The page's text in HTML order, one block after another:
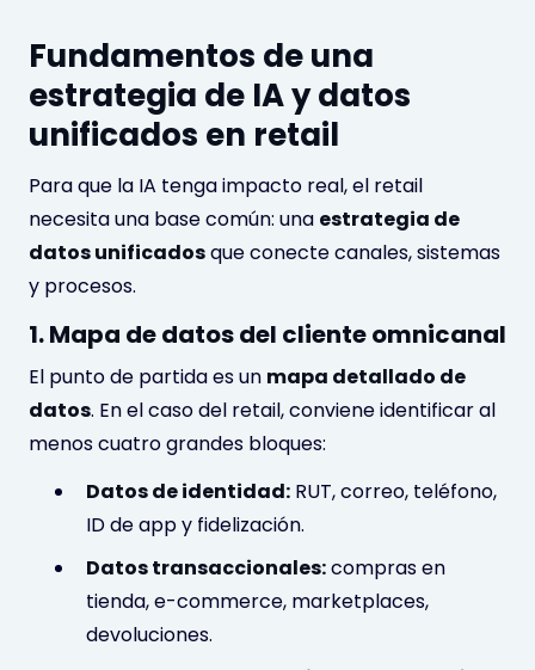
Fundamentos de una
estrategia de IA y datos
unificados en retail
Para que la IA tenga impacto real, el retail
necesita una base común: una estrategia de
datos unificadosque conecte canales, sistemas
y procesos.
1. Mapa de datos del cliente omnicanal
El punto de partida es un mapa detallado de
datos. En el caso del retail, conviene identificar al
menos cuatro grandes bloques:
Datos de identidad: RUT, correo, teléfono,
ID de app y fidelización.
Datos transaccionales:compras en
tienda, e-commerce, marketplaces,
devoluciones.